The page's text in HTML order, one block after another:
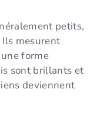
petits,
mesurent
forme
sont brillants et
deviennent